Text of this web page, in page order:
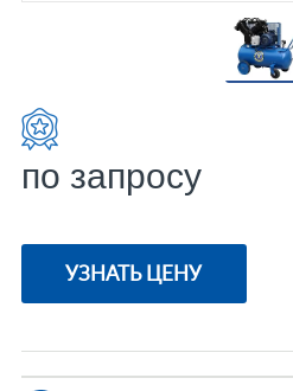
по запросу
УЗНАТЬ ЦЕНУ